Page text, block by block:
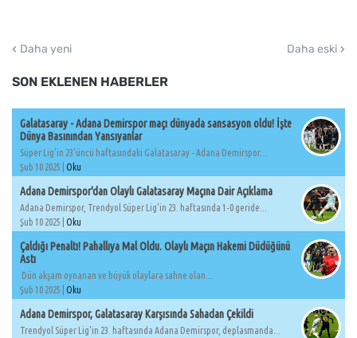
Daha yeni Daha eski
SON EKLENEN HABERLER
Galatasaray - Adana Demirspor maçı dünyada sansasyon oldu! İşte
Dünya Basınından Yansıyanlar
Süper Lig'in 23'üncü haftasındaki Galatasaray - Adana Demirspor...
Şub 10 2025 | Oku
Adana Demirspor'dan Olaylı Galatasaray Maçına Dair Açıklama
Adana Demirspor, Trendyol Süper Lig'in 23. haftasında 1-0 geride...
Şub 10 2025 | Oku
Çaldığı Penaltı! Pahallıya Mal Oldu. Olaylı Maçın Hakemi Düdüğünü
Astı
Dün akşam oynanan ve büyük olaylara sahne olan...
Şub 10 2025 | Oku
Adana Demirspor, Galatasaray Karşısında Sahadan Çekildi
Trendyol Süper Lig'in 23. haftasında Adana Demirspor, deplasmanda...